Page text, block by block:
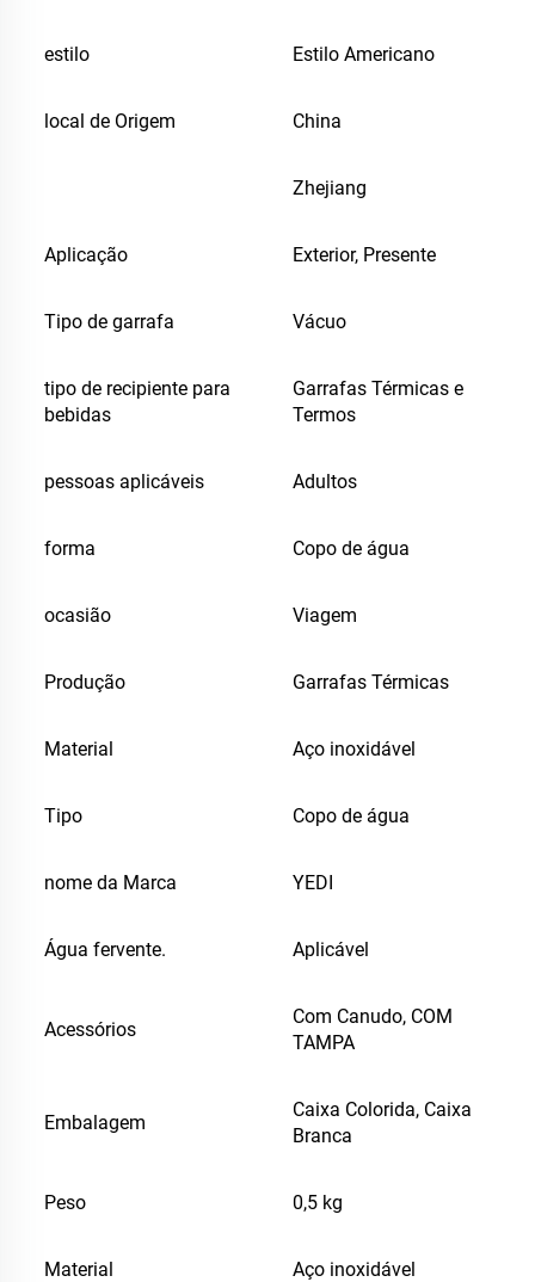
estilo Estilo Americano
local de Origem China
Zhejiang
Aplicação Exterior, Presente
Tipo de garrafa Vácuo
tipo de recipiente para
bebidas
Garrafas Térmicas e
Termos
pessoas aplicáveis Adultos
forma Copo de água
ocasião Viagem
Produção Garrafas Térmicas
Material Aço inoxidável
Tipo Copo de água
nome da Marca YEDI
Água fervente. Aplicável
Acessórios
Com Canudo, COM
TAMPA
Embalagem
Caixa Colorida, Caixa
Branca
Peso 0,5 kg
Material Aço inoxidável